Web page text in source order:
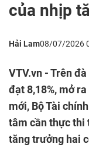
của nhịp
Hải Lam08/07/2026
VTV.vn - Trên
đạt 8,18%, mở
mới, Bộ Tài
tâm cần thực thi
tăng trưởng hai